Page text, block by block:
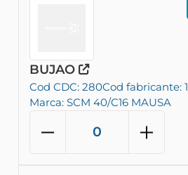
BUJAO
Cod CDC: 280Cod fabricante:
Marca: SCM 40/C16 MAUSA